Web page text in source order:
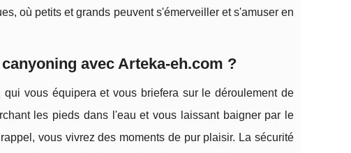
où petits et grands peuvent s'émerveiller et s'amuser en
avec Arteka-eh.com ?
vous équipera et vous briefera sur le déroulement de
les pieds dans l'eau et vous laissant baigner par le
vous vivrez des moments de pur plaisir. La sécurité